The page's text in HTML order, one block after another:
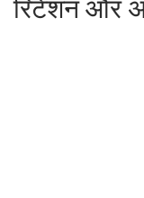
रिटेंशन और